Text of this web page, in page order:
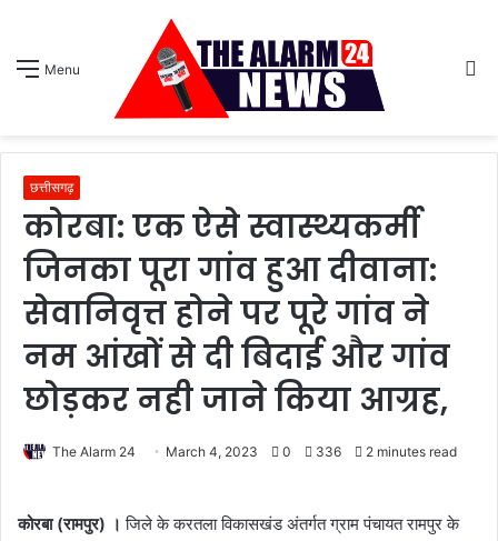
Menu
छत्तीसगढ़
कोरबा: एक ऐसे स्वास्थ्यकर्मी
जिनका पूरा गांव हुआ दीवाना:
सेवानिवृत्त होने पर पूरे गांव ने
नम आंखों से दी बिदाई और गांव
छोड़कर नही जाने किया आग्रह,
The Alarm 24 March 4, 2023 0 336 2 minutes read
कोरबा (रामपुर) । जिले के करतला विकासखंड अंतर्गत ग्राम पंचायत रामपुर के